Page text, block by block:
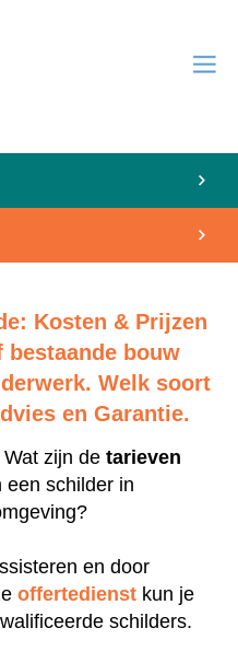
Kosten & Prijzen
bestaande bouw
Welk soort
en Garantie.
Wat zijn de tarieven
een schilder in
en door
offertedienst kun je
schilders.